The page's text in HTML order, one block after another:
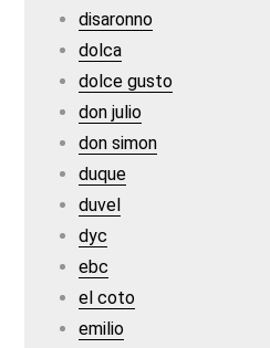
disaronno
dolca
dolce gusto
don julio
don simon
duque
duvel
dyc
ebc
el coto
emilio